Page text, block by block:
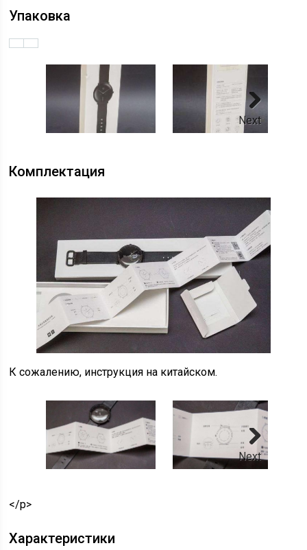
Упаковка
Next
Комплектация
К сожалению, инструкция на китайском.
Next
</p>
Характеристики